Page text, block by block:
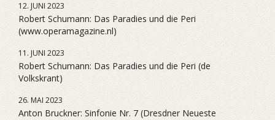
12. JUNI 2023
Robert Schumann: Das Paradies und die Peri
(www.operamagazine.nl)
11. JUNI 2023
Robert Schumann: Das Paradies und die Peri (de
Volkskrant)
26. MAI 2023
Anton Bruckner: Sinfonie Nr. 7 (Dresdner Neueste